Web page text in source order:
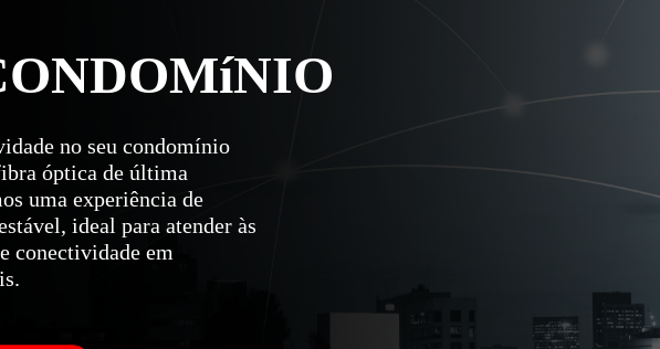
no seu condomínio
óptica de última
uma experiência de
ideal para atender às
conectividade em